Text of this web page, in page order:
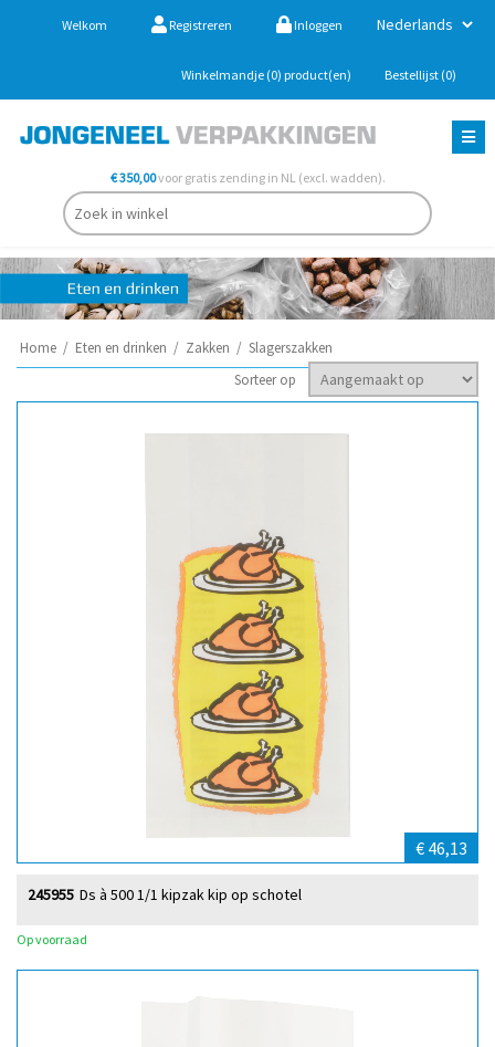
Welkom Registreren Inloggen
Winkelmandje (0) product(en) Bestellijst (0)
€ 350,00voor gratis zending in NL (excl. wadden).
Home / Eten en drinken / Zakken / Slagerszakken
Sorteer op
€ 46,13
Ds à 500 1/1 kipzak kip op schotel
245955
Op voorraad